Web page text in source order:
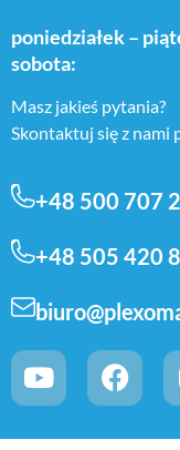
poniedziałek –
sobota:
Masz jakieś pytania?
Skontaktuj się z nami
+48 500 707
+48 505 420